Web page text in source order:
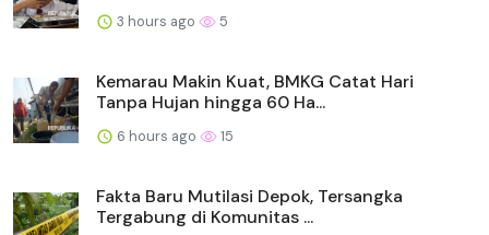
3 hours ago 5
Kemarau Makin Kuat, BMKG Catat Hari
Tanpa Hujan hingga 60 Ha...
6 hours ago 15
Fakta Baru Mutilasi Depok, Tersangka
Tergabung di Komunitas ...